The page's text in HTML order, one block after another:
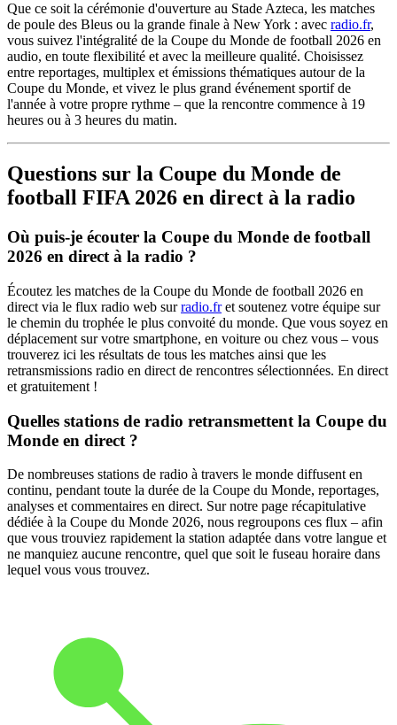
Que ce soit la cérémonie d'ouverture au Stade Azteca, les matches
de poule des Bleus ou la grande finale à New York : avec radio.fr,
vous suivez l'intégralité de la Coupe du Monde de football 2026 en
audio, en toute flexibilité et avec la meilleure qualité. Choisissez
entre reportages, multiplex et émissions thématiques autour de la
Coupe du Monde, et vivez le plus grand événement sportif de
l'année à votre propre rythme – que la rencontre commence à 19
heures ou à 3 heures du matin.
Questions sur la Coupe du Monde de
football FIFA 2026 en direct à la radio
Où puis-je écouter la Coupe du Monde de football
2026 en direct à la radio ?
Écoutez les matches de la Coupe du Monde de football 2026 en
direct via le flux radio web surradio.fret soutenez votre équipe sur
le chemin du trophée le plus convoité du monde. Que vous soyez en
déplacement sur votre smartphone, en voiture ou chez vous – vous
trouverez ici les résultats de tous les matches ainsi que les
retransmissions radio en direct de rencontres sélectionnées. En direct
et gratuitement !
Quelles stations de radio retransmettent la Coupe du
Monde en direct ?
De nombreuses stations de radio à travers le monde diffusent en
continu, pendant toute la durée de la Coupe du Monde, reportages,
analyses et commentaires en direct. Sur notre page récapitulative
dédiée à la Coupe du Monde 2026, nous regroupons ces flux – afin
que vous trouviez rapidement la station adaptée dans votre langue et
ne manquiez aucune rencontre, quel que soit le fuseau horaire dans
lequel vous vous trouvez.